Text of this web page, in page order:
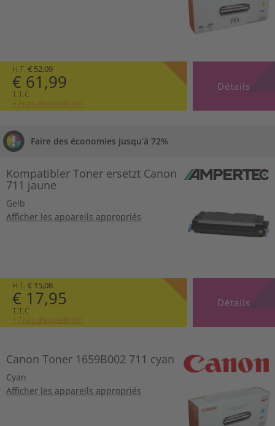
H.T. € 52,09
€ 61,99
T.T.C
+ Frais d’expédition
Détails
Faire des économies jusqu’à 72%
Kompatibler Toner ersetzt Canon
711 jaune
Gelb
Afficher les appareils appropriés
H.T. € 15,08
€ 17,95
T.T.C
+ Frais d’expédition
Détails
Canon Toner 1659B002 711 cyan
Cyan
Afficher les appareils appropriés